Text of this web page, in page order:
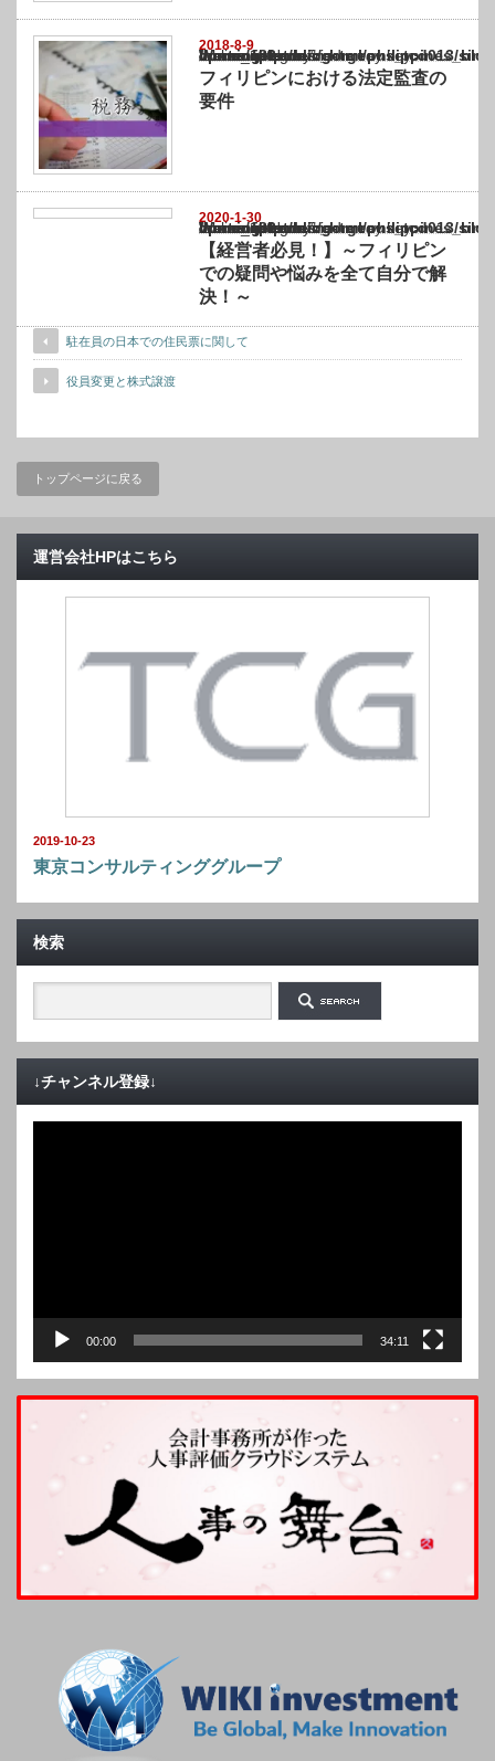
2018-8-9
Warning
: Undefined array key "show_category" in
/home/netst/kuno-cpa.co.jp/public_html/philippines_blog/wp-content/themes/
on line183
フィリピンにおける法定監査の
要件
2020-1-30
Warning
: Undefined array key "show_category" in
/home/netst/kuno-cpa.co.jp/public_html/philippines_blog/wp-content/themes/
on line183
【経営者必見！】～フィリピン
での疑問や悩みを全て自分で解
決！～
駐在員の日本での住民票に関して
役員変更と株式譲渡
トップページに戻る
運営会社HPはこちら
2019-10-23
東京コンサルティンググループ
検索
↓チャンネル登録↓
00:00 34:11